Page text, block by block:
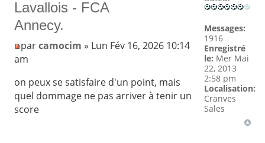
Lavallois - FCA
Annecy.
parcamocim » Lun Fév 16, 2026 10:14
am
on peux se satisfaire d'un point, mais
quel dommage ne pas arriver à tenir un
score
Messages:
1916
Enregistré
le: Mer Mai
22, 2013
2:58 pm
Localisation:
Cranves
Sales